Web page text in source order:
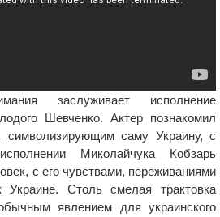
заслуживает исполнение
Шевченко. Актер познакомил
символизирующим саму Украину, с
Миколайчука Кобзарь
с его чувствами, переживаниями
Столь смелая трактовка
явлением для украинского